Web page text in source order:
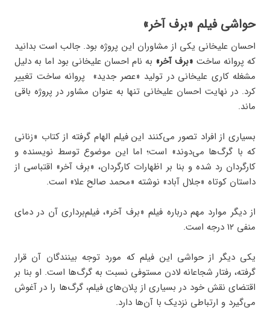
حواشی فیلم «برف آخر»
احسان علیخانی یکی از مشاوران این پروژه بود. جالب است بدانید
که پروانه ساخت «برف آخر» به نام احسان علیخانی بود اما به دلیل
مشغله کاری علیخانی در تولید «عصر جدید» پروانه ساخت تغییر
کرد. در نهایت احسان علیخانی تنها به عنوان مشاور در پروژه باقی
ماند.
بسیاری از افراد تصور می‌کنند این فیلم الهام گرفته از کتاب «زنانی
که با گرگ‌ها می‌دوند» است؛ اما این موضوع توسط نویسنده و
کارگردان رد شده و بنا بر اظهارات کارگردان، «برف آخر» اقتباسی از
داستان کوتاه «جلال آباد» نوشته «محمد صالح علا» است.
از دیگر موارد مهم درباره فیلم «برف آخر»، فیلم‌برداری آن در دمای
منفی ۱۲ درجه است.
یکی دیگر از حواشی این فیلم که مورد توجه بینندگان آن قرار
گرفته، رفتار شجاعانه لادن مستوفی نسبت به گرگ‌ها است. او بنا بر
اقتضای نقش خود در بسیاری از پلان‌های فیلم، گرگ‌ها را در آغوش
می‌گیرد و ارتباطی نزدیک با آن‌ها دارد.